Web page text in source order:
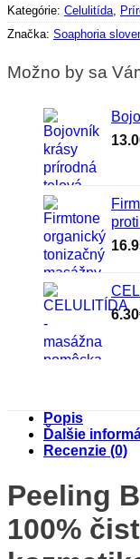
Kategórie: Celulitída
Značka: Soaphoria
Možno by sa
6.30
Popis
Ďalšie
Recenzie (0)
Peeling
100%